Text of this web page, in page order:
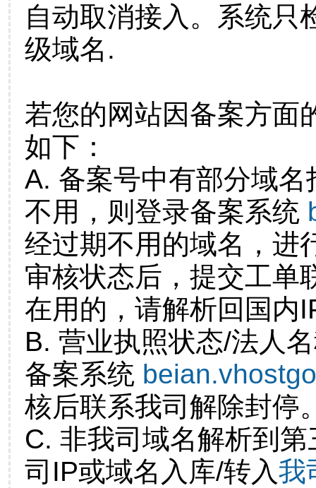
自动取消接入。系统只
级域名.
若您的网站因备案方面
如下：
A. 备案号中有部分域
不用，则登录备案系统
经过期不用的域名，进
审核状态后，提交工单
在用的，请解析回国内
B. 营业执照状态/法人
备案系统
核后联系我司解除封停
C. 非我司域名解析到
司IP或域名入库/转入我